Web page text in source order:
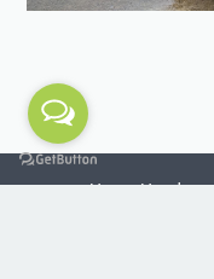
Harga Honda